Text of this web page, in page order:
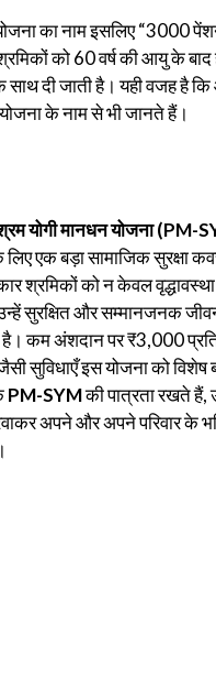
का नाम इसलिए “3000
को 60 वर्ष की आयु के
साथ दी जाती है। यही वजह है
के नाम से भी जानते हैं।
योगी मानधन योजना (PM-
एक बड़ा सामाजिक सुरक्षा
श्रमिकों को न केवल
सुरक्षित और सम्मानजनक
है। कम अंशदान पर ₹3,000
सुविधाएँ इस योजना को विशेष
PM-SYMकी पात्रता रखते हैं,
अपने और अपने परिवार के